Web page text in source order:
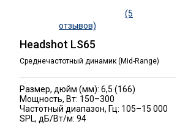
(5
отзывов)
Headshot LS65
Среднечастотный динамик (Mid-Range)
Размер, дюйм (мм): 6,5 (166)
Мощность, Вт: 150–300
Частотный диапазон, Гц: 105–15 000
SPL, дБ/Вт/м: 94